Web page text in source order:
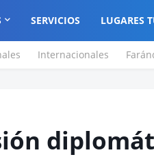
SERVICIOS LUGARES
Internacionales